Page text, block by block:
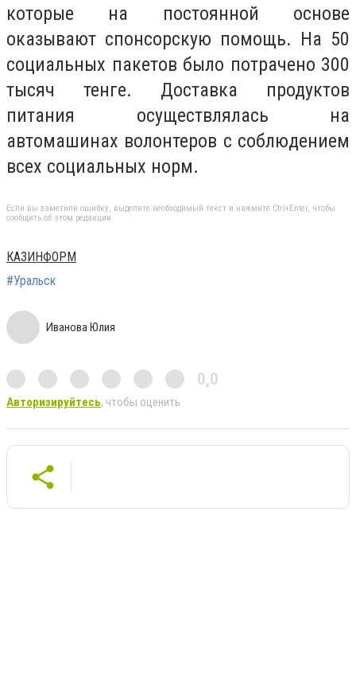
которые на постоянной основе
оказывают спонсорскую помощь. На 50
социальных пакетов было потрачено 300
тысяч тенге. Доставка продуктов
питания осуществлялась на
автомашинах волонтеров с соблюдением
всех социальных норм.
Если вы заметили ошибку, выделите необходимый текст и нажмите Ctrl+Enter, чтобы
сообщить об этом редакции
КАЗИНФОРМ
#Уральск
Иванова Юлия
0,0
Авторизируйтесь, чтобы оценить